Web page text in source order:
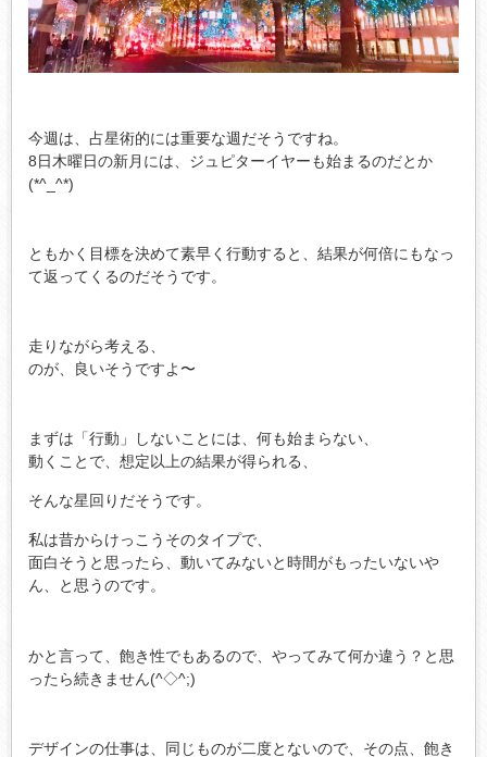
今週は、占星術的には重要な週だそうですね。
8日木曜日の新月には、ジュピターイヤーも始まるのだとか
(*^_^*)
ともかく目標を決めて素早く行動すると、結果が何倍にもなっ
て返ってくるのだそうです。
走りながら考える、
のが、良いそうですよ〜
まずは「行動」しないことには、何も始まらない、
動くことで、想定以上の結果が得られる、
そんな星回りだそうです。
私は昔からけっこうそのタイプで、
面白そうと思ったら、動いてみないと時間がもったいないや
ん、と思うのです。
かと言って、飽き性でもあるので、やってみて何か違う？と思
ったら続きません(^◇^;)
デザインの仕事は、同じものが二度とないので、その点、飽き